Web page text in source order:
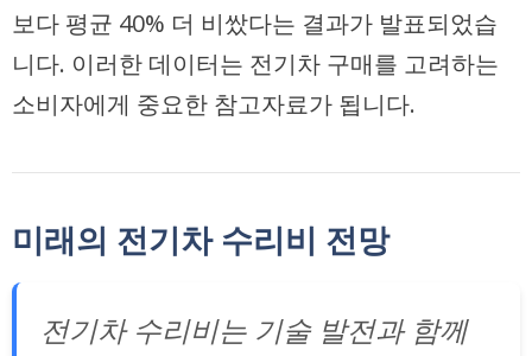
보다 평균 40% 더 비쌌다는 결과가 발표되었습
니다. 이러한 데이터는 전기차 구매를 고려하는
소비자에게 중요한 참고자료가 됩니다.
미래의 전기차 수리비 전망
전기차 수리비는 기술 발전과 함께